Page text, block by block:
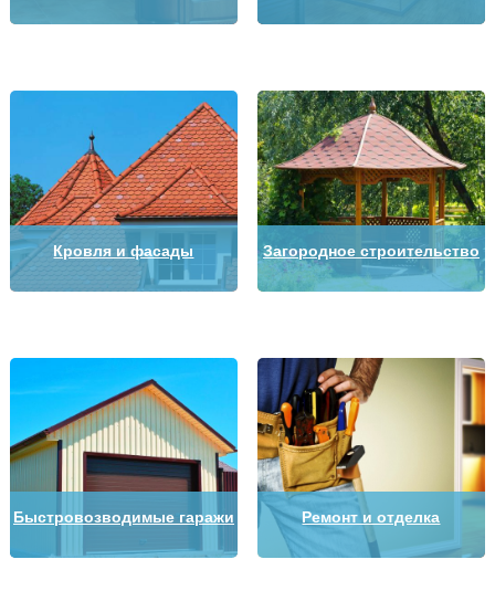
Кровля и фасады Загородное строительство
Быстровозводимые гаражи Ремонт и отделка